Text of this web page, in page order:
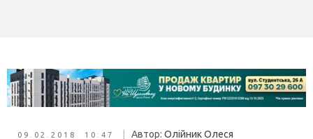
09.02.2018 10:47 Автор: Олійник Олеся